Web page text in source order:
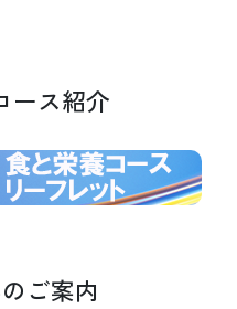
ース紹介
ご案内